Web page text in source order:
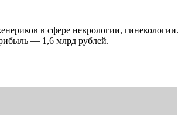
в сфере неврологии,
— 1,6 млрд рублей.